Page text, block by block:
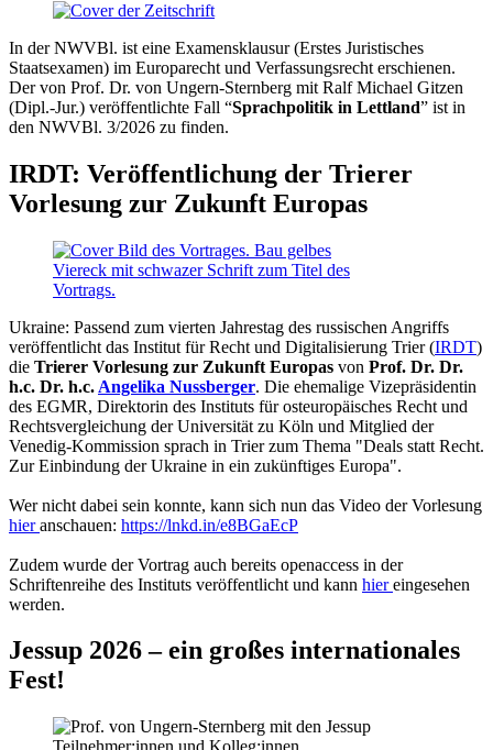
In der NWVBl. ist eine Examensklausur (Erstes Juristisches
Staatsexamen) im Europarecht und Verfassungsrecht erschienen.
Der von Prof. Dr. von Ungern-Sternberg mit Ralf Michael Gitzen
(Dipl.-Jur.) veröffentlichte Fall “Sprachpolitik in Lettland” ist in
den NWVBl. 3/2026 zu finden.
IRDT: Veröffentlichung der Trierer
Vorlesung zur Zukunft Europas
Ukraine: Passend zum vierten Jahrestag des russischen Angriffs
veröffentlicht das Institut für Recht und Digitalisierung Trier (IRDT)
die Trierer Vorlesung zur Zukunft Europas von Prof. Dr. Dr.
h.c. Dr. h.c. Angelika Nussberger. Die ehemalige Vizepräsidentin
des EGMR, Direktorin des Instituts für osteuropäisches Recht und
Rechtsvergleichung der Universität zu Köln und Mitglied der
Venedig-Kommission sprach in Trier zum Thema "Deals statt Recht.
Zur Einbindung der Ukraine in ein zukünftiges Europa".
Wer nicht dabei sein konnte, kann sich nun das Video der Vorlesung
hieranschauen: https://lnkd.in/e8BGaEcP
Zudem wurde der Vortrag auch bereits openaccess in der
Schriftenreihe des Instituts veröffentlicht und kann hiereingesehen
werden.
Jessup 2026 – ein großes internationales
Fest!